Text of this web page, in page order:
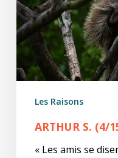
Les Raisons
ARTHUR S. (4/
« Les amis se